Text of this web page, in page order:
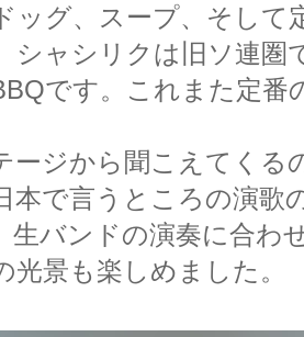
ッグ、スープ、そして
シャシリクは旧ソ連圏
です。これまた定番
ージから聞こえてくる
本で言うところの演歌
生バンドの演奏に合わ
光景も楽しめました。